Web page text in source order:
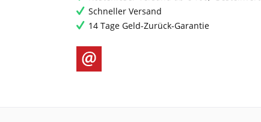
Schneller Versand
14 Tage Geld-Zurück-Garantie